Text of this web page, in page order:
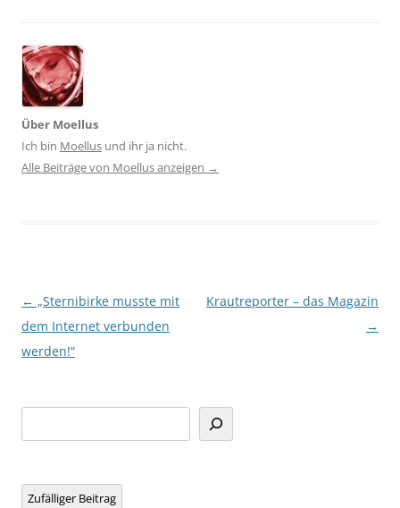
Über Moellus
Ich bin Moellus und ihr ja nicht.
Alle Beiträge von Moellus anzeigen →
Beitragsnavigation
← „Sternibirke musste mit
dem Internet verbunden
werden!“
Krautreporter – das Magazin
→
Zufälliger Beitrag